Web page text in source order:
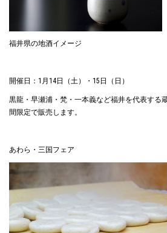
福井県の地酒イメージ
開催日：1月14日（土）・15日（日）
黒龍・早瀬浦・梵・一本義など福井を代表する
間限定で販売します。
あわら・三国フェア